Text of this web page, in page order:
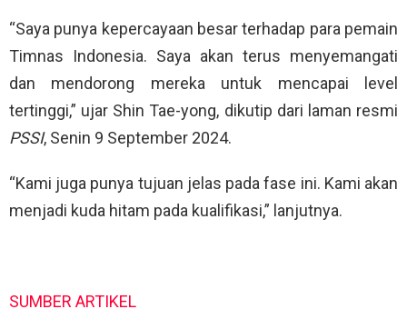
“Saya punya kepercayaan besar terhadap para pemain
Timnas Indonesia. Saya akan terus menyemangati
dan mendorong mereka untuk mencapai level
tertinggi,” ujar Shin Tae-yong, dikutip dari laman resmi
PSSI, Senin 9 September 2024.
“Kami juga punya tujuan jelas pada fase ini. Kami akan
menjadi kuda hitam pada kualifikasi,” lanjutnya.
SUMBER ARTIKEL